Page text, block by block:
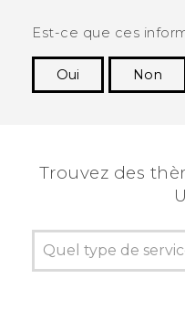
Est-ce que ces
Oui
Non
Trouvez des